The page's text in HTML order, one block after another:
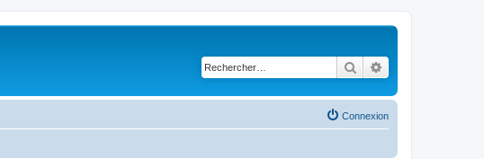
Rechercher
Connexion